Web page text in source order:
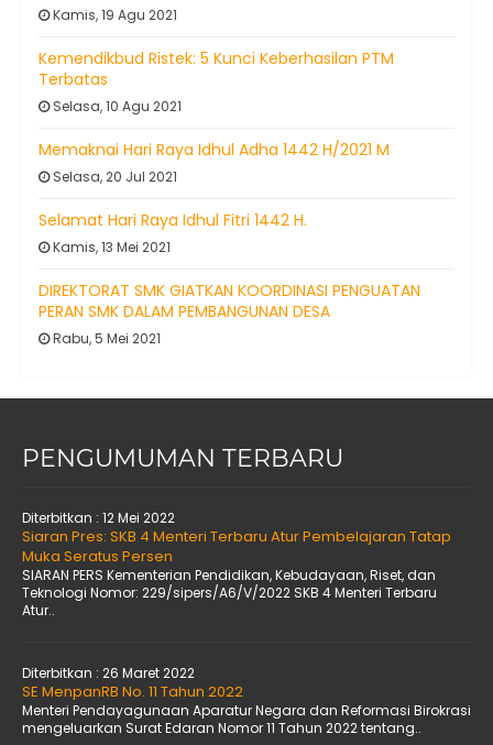
Kamis, 19 Agu 2021
Kemendikbud Ristek: 5 Kunci Keberhasilan PTM
Terbatas
Selasa, 10 Agu 2021
Memaknai Hari Raya Idhul Adha 1442 H/2021 M
Selasa, 20 Jul 2021
Selamat Hari Raya Idhul Fitri 1442 H.
Kamis, 13 Mei 2021
DIREKTORAT SMK GIATKAN KOORDINASI PENGUATAN
PERAN SMK DALAM PEMBANGUNAN DESA
Rabu, 5 Mei 2021
PENGUMUMAN TERBARU
Diterbitkan : 12 Mei 2022
Siaran Pres: SKB 4 Menteri Terbaru Atur Pembelajaran Tatap
Muka Seratus Persen
SIARAN PERS Kementerian Pendidikan, Kebudayaan, Riset, dan
Teknologi Nomor: 229/sipers/A6/V/2022 SKB 4 Menteri Terbaru
Atur..
Diterbitkan : 26 Maret 2022
SE MenpanRB No. 11 Tahun 2022
Menteri Pendayagunaan Aparatur Negara dan Reformasi Birokrasi
mengeluarkan Surat Edaran Nomor 11 Tahun 2022 tentang..